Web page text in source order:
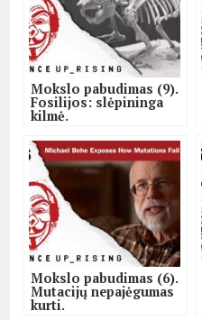
Mokslo pabudimas (9).
Fosilijos: slėpininga
kilmė.
Mokslo pabudimas (6).
Mutacijų nepajėgumas
kurti.